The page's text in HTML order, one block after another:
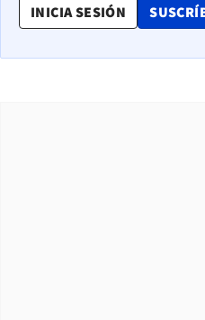
INICIA SESIÓN OPENS